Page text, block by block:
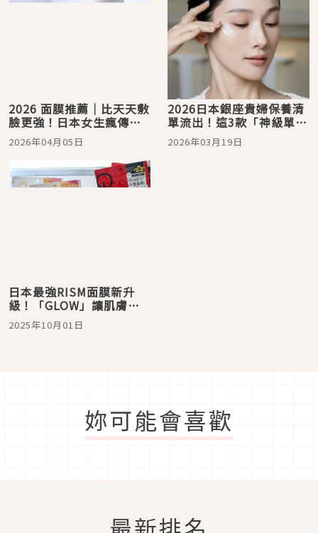
2026 面膜推薦｜比天天敷
臉更強！日本女生瘋傳
「拋光→維他命C→面膜」
順序，揭開 3 款必囤小眾
2026年04月05日
2026日本銀座貴婦保養清
單流出！這3款「神級單
品」默默囤貨：La Mer電
眼霜、肌膚之鑰精華、香
2026年03月19日
日本最強RISM面膜新升
級！「GLOW」讓肌膚重
獲新生、「PICO LASER」
美容微針集中保養
2025年10月01日
妳可能會喜歡